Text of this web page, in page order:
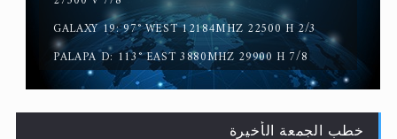
GALAXY 19: 97° WEST 12184MHZ 22500 H 2/3
PALAPA D: 113° EAST 3880MHZ 29900 H 7/8
خطب الجمعة الأخيرة